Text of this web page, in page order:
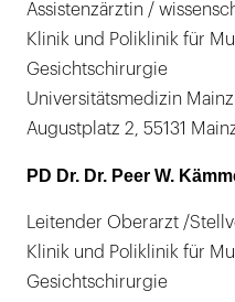
Assistenzärztin /
Klinik und Poliklinik für
Gesichtschirurgie
Universitätsmedizin Mainz
Augustplatz 2, 55131
PD Dr. Dr. Peer W.
Leitender Oberarzt /
Klinik und Poliklinik für
Gesichtschirurgie